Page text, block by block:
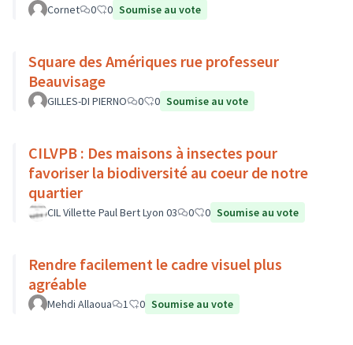
Cornet 0 0 Soumise au vote
Square des Amériques rue professeur
Beauvisage
GILLES-DI PIERNO 0 0 Soumise au vote
CILVPB : Des maisons à insectes pour
favoriser la biodiversité au coeur de notre
quartier
CIL Villette Paul Bert Lyon 03 0 0 Soumise au vote
Rendre facilement le cadre visuel plus
agréable
Mehdi Allaoua 1 0 Soumise au vote